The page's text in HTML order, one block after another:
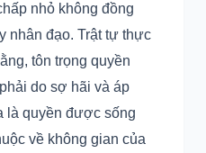
nhỏ không đồng
nhân đạo. Trật tự thực
tôn trọng quyền
do sợ hãi và áp
là quyền được sống
về không gian của